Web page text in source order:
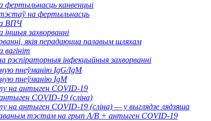
фертыльнасць канвенцыі
на фертыльнасць
ВПЧ
захворванні
якія перадаюцца палавым шляхам
рэспіраторныя інфекцыйныя захворванні
пнеўманію IgG/IgM
пнеўманію IgM
на антыген COVID-19
COVID-19 (сліна)
на антыген COVID-19 (сліна) — у выглядзе лядзяша
тэстам на грып A/B + антыген COVID-19